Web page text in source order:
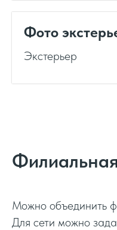
Фото
Экстерьер
Можно объединить
Для сети можно